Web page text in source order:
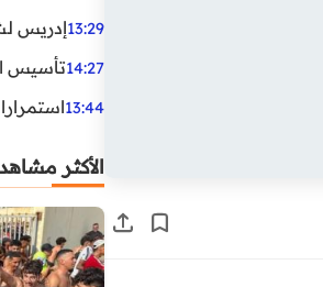
13:29إدريس
14:27تأسيس
13:44
الأكثر